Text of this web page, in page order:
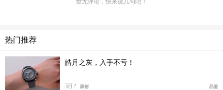
热门推荐
皓月之灰，入手不亏！
7 原创 品鉴